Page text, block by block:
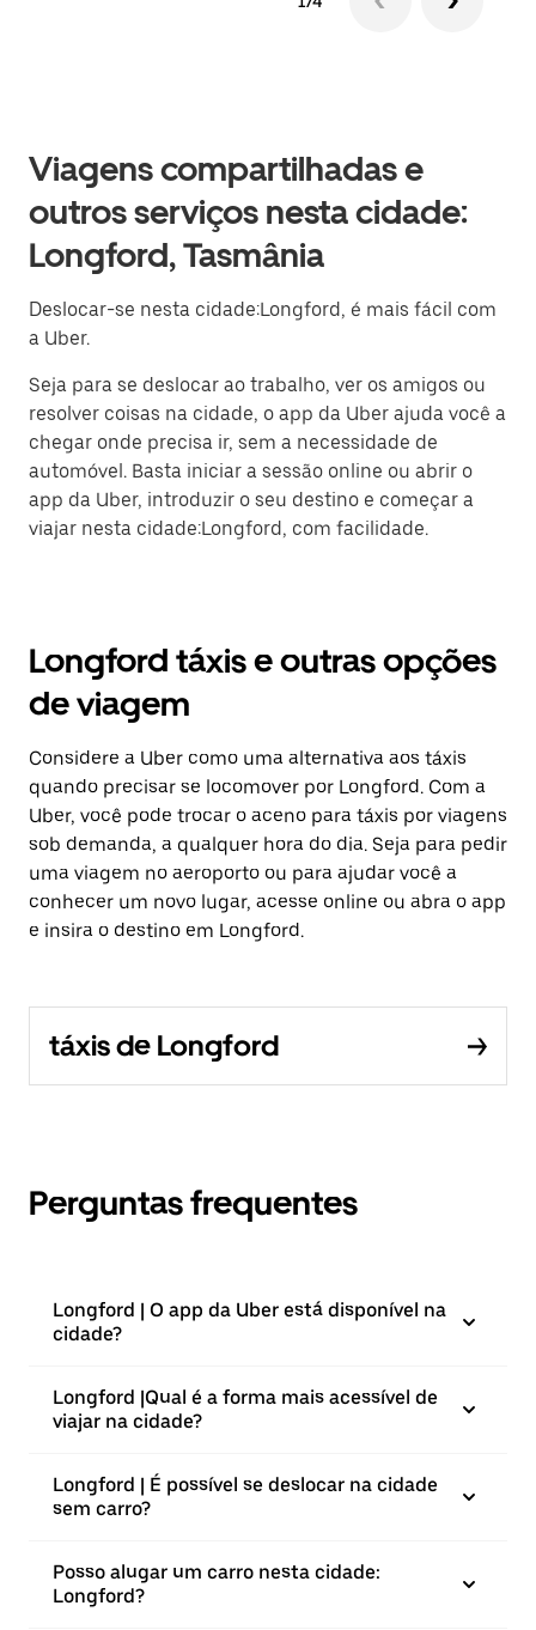
Viagens compartilhadas e
outros serviços nesta cidade:
Longford, Tasmânia
Deslocar-se nesta cidade:Longford, é mais fácil com
a Uber.
Seja para se deslocar ao trabalho, ver os amigos ou
resolver coisas na cidade, o app da Uber ajuda você a
chegar onde precisa ir, sem a necessidade de
automóvel. Basta iniciar a sessão online ou abrir o
app da Uber, introduzir o seu destino e começar a
viajar nesta cidade:Longford, com facilidade.
Longford táxis e outras opções
de viagem
Considere a Uber como uma alternativa aos táxis
quando precisar se locomover por Longford. Com a
Uber, você pode trocar o aceno para táxis por viagens
sob demanda, a qualquer hora do dia. Seja para pedir
uma viagem no aeroporto ou para ajudar você a
conhecer um novo lugar, acesse online ou abra o app
e insira o destino em Longford.
táxis de Longford
Perguntas frequentes
Longford | O app da Uber está disponível na
cidade?
Longford |⁠Qual é a forma mais acessível de
viajar na cidade?
Longford | É possível se deslocar na cidade
sem carro?
Posso alugar um carro nesta cidade:
Longford?